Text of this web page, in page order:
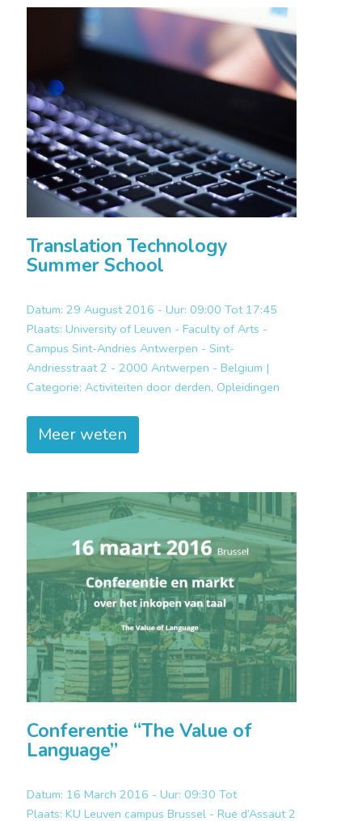
Translation Technology
Summer School
Datum: 29 August 2016 - Uur: 09:00 Tot 17:45
Plaats: University of Leuven - Faculty of Arts -
Campus Sint-Andries Antwerpen - Sint-
Andriesstraat 2 - 2000 Antwerpen - Belgium |
Categorie: Activiteiten door derden, Opleidingen
Meer weten
Conferentie “The Value of
Language”
Datum: 16 March 2016 - Uur: 09:30 Tot
Plaats: KU Leuven campus Brussel - Rue d’Assaut 2